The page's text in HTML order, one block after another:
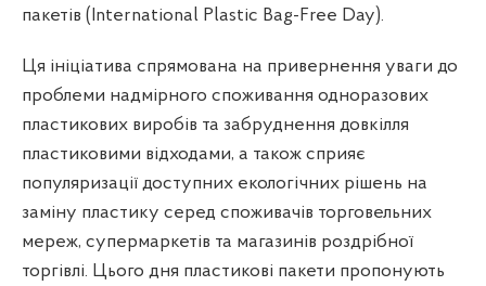
пакетів (International Plastic Bag-Free Day).
Ця ініціатива спрямована на привернення уваги до
проблеми надмірного споживання одноразових
пластикових виробів та забруднення довкілля
пластиковими відходами, а також сприяє
популяризації доступних екологічних рішень на
заміну пластику серед споживачів торговельних
мереж, супермаркетів та магазинів роздрібної
торгівлі. Цього дня пластикові пакети пропонують